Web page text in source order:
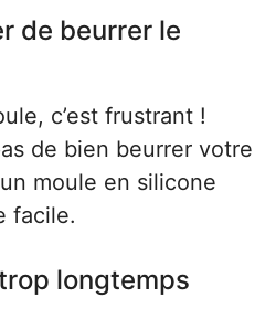
de beurrer le
c’est frustrant !
de bien beurrer votre
moule en silicone
facile.
longtemps